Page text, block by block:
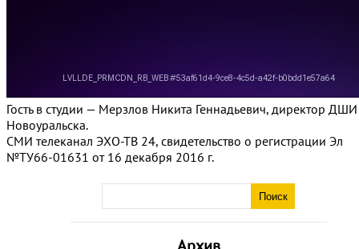
Гость в студии — Мерзлов Никита Геннадьевич, директор ДШИ
Новоуральска.
СМИ телеканал ЭХО-ТВ 24, свидетельство о регистрации Эл
№ТУ66-01631 от 16 декабря 2016 г.